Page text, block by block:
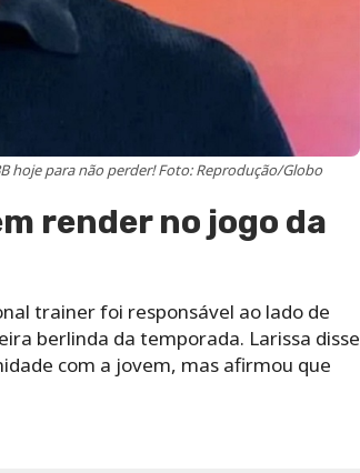
hoje para não perder! Foto: Reprodução/Globo
render no jogo da
trainer foi responsável ao lado de
berlinda da temporada. Larissa disse
com a jovem, mas afirmou que